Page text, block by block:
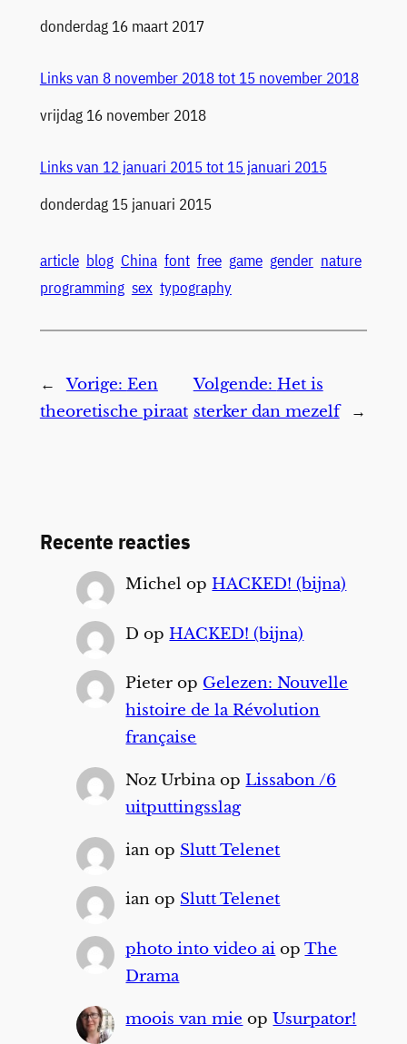
Datum
donderdag 16 maart 2017
Links van 8 november 2018 tot 15 november 2018
Datum
vrijdag 16 november 2018
Links van 12 januari 2015 tot 15 januari 2015
Datum
donderdag 15 januari 2015
article blog China font free game gender nature
programming sex typography
← Vorige: Een
theoretische piraat
Volgende: Het is
sterker dan mezelf
→
Recente reacties
Michel opHACKED! (bijna)
D opHACKED! (bijna)
Pieter op Gelezen: Nouvelle
histoire de la Révolution
française
Noz UrbinaopLissabon /6
uitputtingsslag
ian op Slutt Telenet
ian op Slutt Telenet
photo into video ai opThe
Drama
moois van mie opUsurpator!